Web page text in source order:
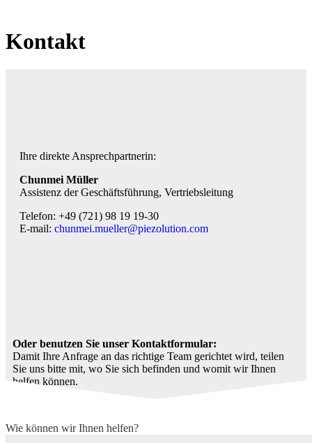
Kontakt
Ihre direkte Ansprechpartnerin:
Chunmei Müller
Assistenz der Geschäftsführung, Vertriebsleitung
Telefon: +49 (721) 98 19 19-30
E-mail: chunmei.mueller@piezolution.com
Oder benutzen Sie unser Kontaktformular:
Damit Ihre Anfrage an das richtige Team gerichtet wird, teilen
Sie uns bitte mit, wo Sie sich befinden und womit wir Ihnen
helfen können.
Wie können wir Ihnen helfen?